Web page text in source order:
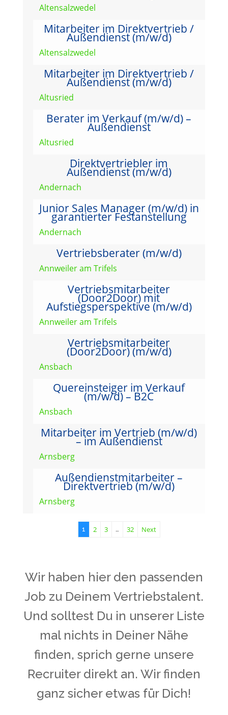
Altensalzwedel
Mitarbeiter im Direktvertrieb /
Außendienst (m/w/d)
Altensalzwedel
Mitarbeiter im Direktvertrieb /
Außendienst (m/w/d)
Altusried
Berater im Verkauf (m/w/d) –
Außendienst
Altusried
Direktvertriebler im
Außendienst (m/w/d)
Andernach
Junior Sales Manager (m/w/d) in
garantierter Festanstellung
Andernach
Vertriebsberater (m/w/d)
Annweiler am Trifels
Vertriebsmitarbeiter
(Door2Door) mit
Aufstiegsperspektive (m/w/d)
Annweiler am Trifels
Vertriebsmitarbeiter
(Door2Door) (m/w/d)
Ansbach
Quereinsteiger im Verkauf
(m/w/d) – B2C
Ansbach
Mitarbeiter im Vertrieb (m/w/d)
– im Außendienst
Arnsberg
Außendienstmitarbeiter –
Direktvertrieb (m/w/d)
Arnsberg
1 2 3 … 32 Next
Wir haben hier den passenden
Job zu Deinem Vertriebstalent.
Und solltest Du in unserer Liste
mal nichts in Deiner Nähe
finden, sprich gerne unsere
Recruiter direkt an. Wir finden
ganz sicher etwas für Dich!